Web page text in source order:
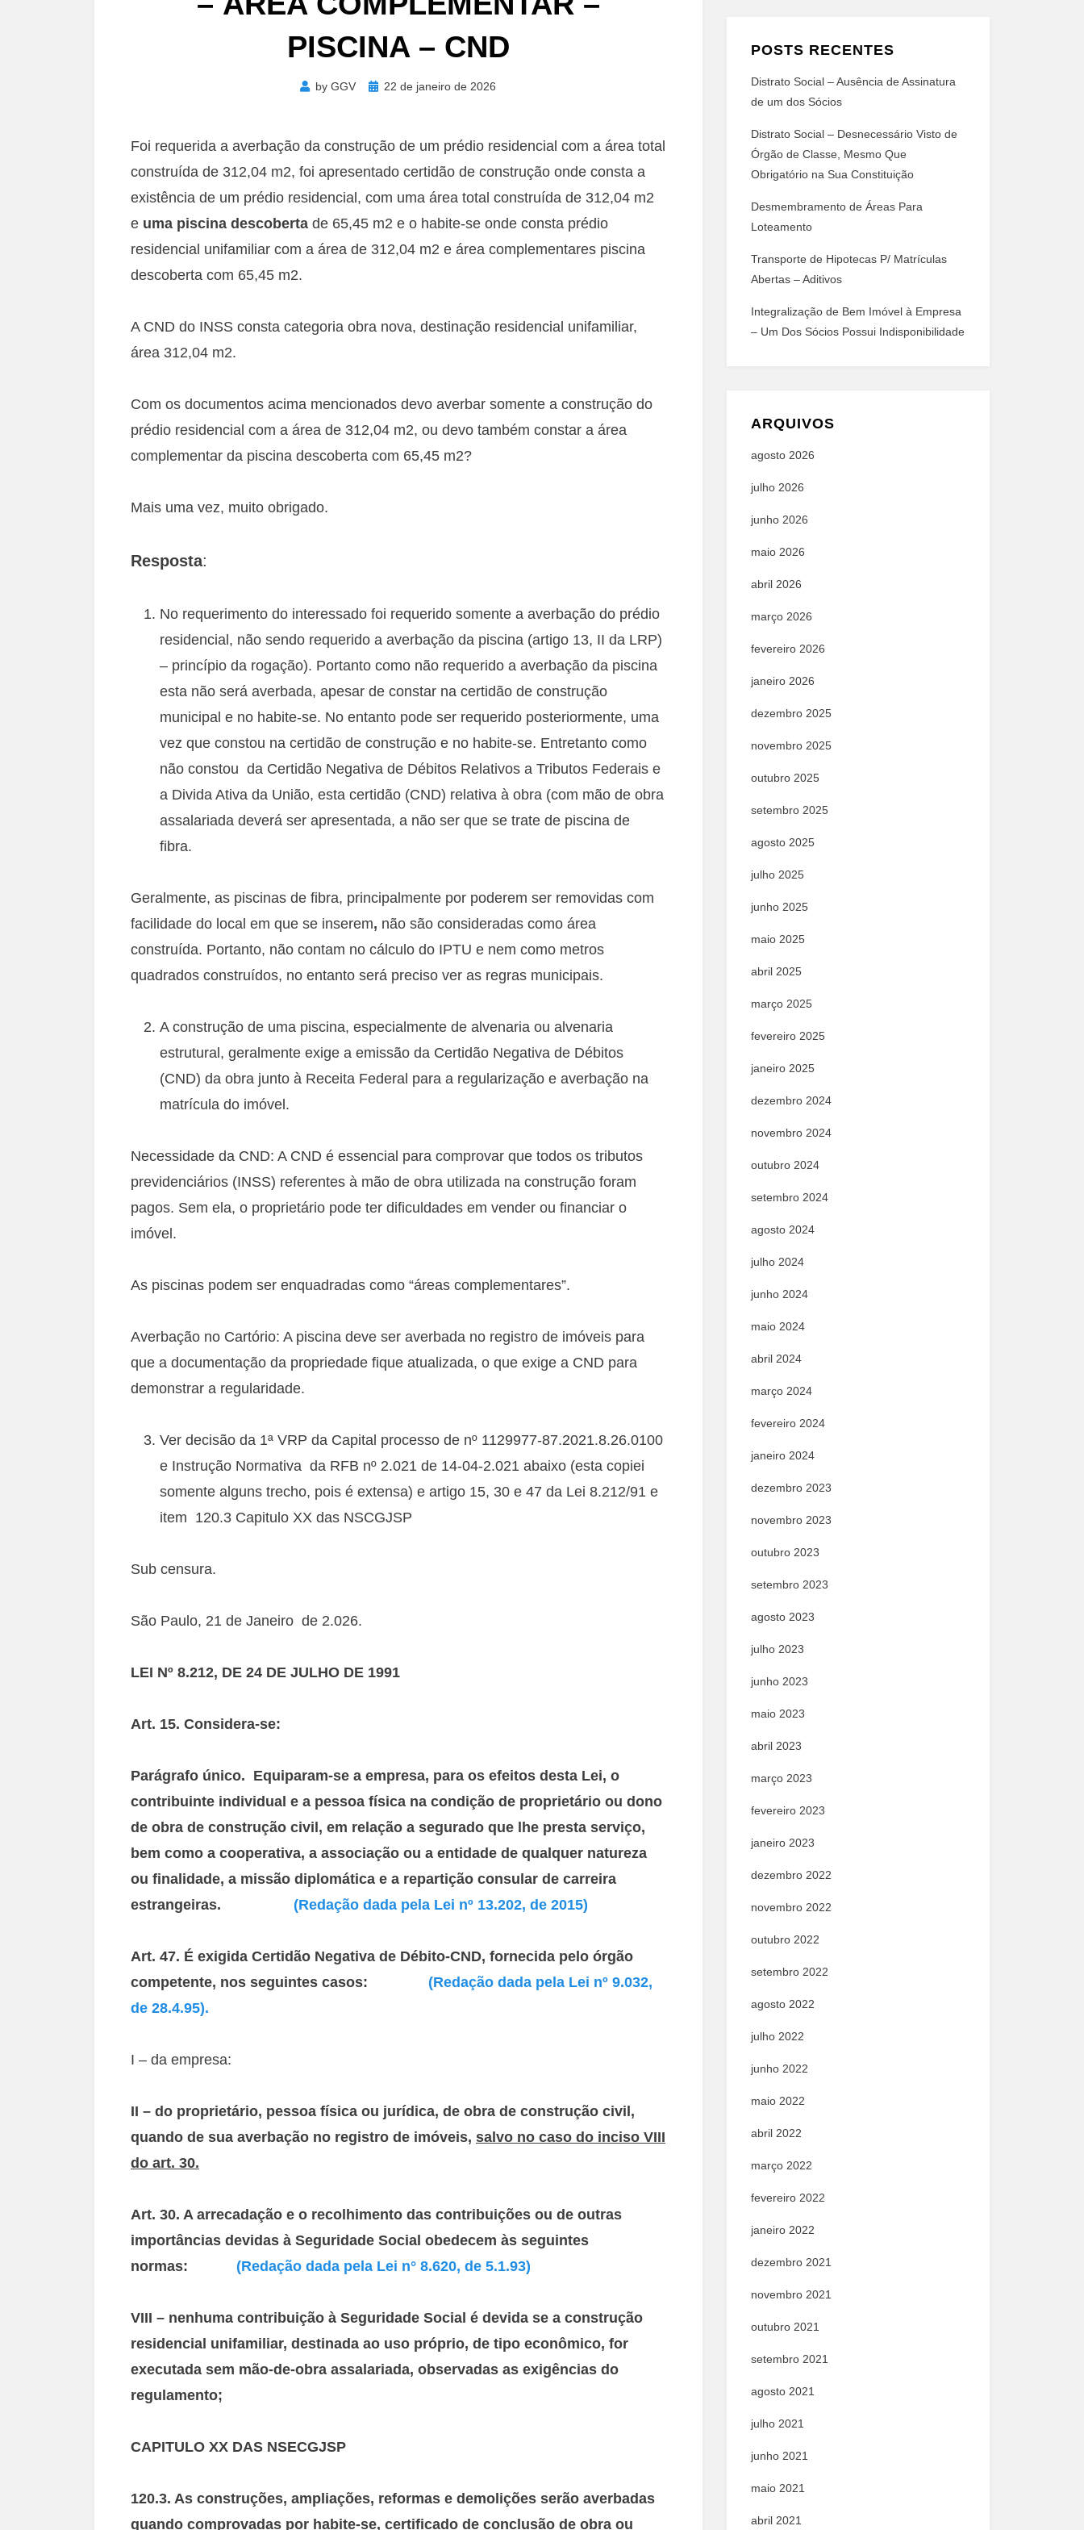
PISCINA – CND
byGGV
Posted22 de janeiro de 2026
Foi requerida a averbação da construção de um prédio residencial com a área total
construída de 312,04 m2, foi apresentado certidão de construção onde consta a
existência de um prédio residencial, com uma área total construída de 312,04 m2
e uma piscina descoberta de 65,45 m2 e o habite-se onde consta prédio
residencial unifamiliar com a área de 312,04 m2 e área complementares piscina
descoberta com 65,45 m2.
A CND do INSS consta categoria obra nova, destinação residencial unifamiliar,
área 312,04 m2.
Com os documentos acima mencionados devo averbar somente a construção do
prédio residencial com a área de 312,04 m2, ou devo também constar a área
complementar da piscina descoberta com 65,45 m2?
Mais uma vez, muito obrigado.
Resposta:
No requerimento do interessado foi requerido somente a averbação do prédio
residencial, não sendo requerido a averbação da piscina (artigo 13, II da LRP)
– princípio da rogação). Portanto como não requerido a averbação da piscina
esta não será averbada, apesar de constar na certidão de construção
municipal e no habite-se. No entanto pode ser requerido posteriormente, uma
vez que constou na certidão de construção e no habite-se. Entretanto como
não constou da Certidão Negativa de Débitos Relativos a Tributos Federais e
a Divida Ativa da União, esta certidão (CND) relativa à obra (com mão de obra
assalariada deverá ser apresentada, a não ser que se trate de piscina de
fibra.
Geralmente, as piscinas de fibra, principalmente por poderem ser removidas com
facilidade do local em que se inserem, não são consideradas como área
construída. Portanto, não contam no cálculo do IPTU e nem como metros
quadrados construídos, no entanto será preciso ver as regras municipais.
A construção de uma piscina, especialmente de alvenaria ou alvenaria
estrutural, geralmente exige a emissão da Certidão Negativa de Débitos
(CND) da obra junto à Receita Federal para a regularização e averbação na
matrícula do imóvel.
Necessidade da CND: A CND é essencial para comprovar que todos os tributos
previdenciários (INSS) referentes à mão de obra utilizada na construção foram
pagos. Sem ela, o proprietário pode ter dificuldades em vender ou financiar o
imóvel.
As piscinas podem ser enquadradas como “áreas complementares”.
Averbação no Cartório: A piscina deve ser averbada no registro de imóveis para
que a documentação da propriedade fique atualizada, o que exige a CND para
demonstrar a regularidade.
Ver decisão da 1ª VRP da Capital processo de nº 1129977-87.2021.8.26.0100
e Instrução Normativa da RFB nº 2.021 de 14-04-2.021 abaixo (esta copiei
somente alguns trecho, pois é extensa) e artigo 15, 30 e 47 da Lei 8.212/91 e
item 120.3 Capitulo XX das NSCGJSP
Sub censura.
São Paulo, 21 de Janeiro de 2.026.
LEI Nº 8.212, DE 24 DE JULHO DE 1991
Art. 15. Considera-se:
Parágrafo único. Equiparam-se a empresa, para os efeitos desta Lei, o
contribuinte individual e a pessoa física na condição de proprietário ou dono
de obra de construção civil, em relação a segurado que lhe presta serviço,
bem como a cooperativa, a associação ou a entidade de qualquer natureza
ou finalidade, a missão diplomática e a repartição consular de carreira
estrangeiras. (Redação dada pela Lei nº 13.202, de 2015)
Art. 47. É exigida Certidão Negativa de Débito-CND, fornecida pelo órgão
competente, nos seguintes casos: (Redação dada pela Lei nº 9.032,
de 28.4.95).
I – da empresa:
II – do proprietário, pessoa física ou jurídica, de obra de construção civil,
quando de sua averbação no registro de imóveis, salvo no caso do inciso VIII
do art. 30.
Art. 30. A arrecadação e o recolhimento das contribuições ou de outras
importâncias devidas à Seguridade Social obedecem às seguintes
normas: (Redação dada pela Lei n° 8.620, de 5.1.93)
VIII – nenhuma contribuição à Seguridade Social é devida se a construção
residencial unifamiliar, destinada ao uso próprio, de tipo econômico, for
executada sem mão-de-obra assalariada, observadas as exigências do
regulamento;
CAPITULO XX DAS NSECGJSP
120.3. As construções, ampliações, reformas e demolições serão averbadas
quando comprovadas por habite-se, certificado de conclusão de obra ou
POSTS RECENTES
Distrato Social – Ausência de Assinatura
de um dos Sócios
Distrato Social – Desnecessário Visto de
Órgão de Classe, Mesmo Que
Obrigatório na Sua Constituição
Desmembramento de Áreas Para
Loteamento
Transporte de Hipotecas P/ Matrículas
Abertas – Aditivos
Integralização de Bem Imóvel à Empresa
– Um Dos Sócios Possui Indisponibilidade
ARQUIVOS
agosto 2026
julho 2026
junho 2026
maio 2026
abril 2026
março 2026
fevereiro 2026
janeiro 2026
dezembro 2025
novembro 2025
outubro 2025
setembro 2025
agosto 2025
julho 2025
junho 2025
maio 2025
abril 2025
março 2025
fevereiro 2025
janeiro 2025
dezembro 2024
novembro 2024
outubro 2024
setembro 2024
agosto 2024
julho 2024
junho 2024
maio 2024
abril 2024
março 2024
fevereiro 2024
janeiro 2024
dezembro 2023
novembro 2023
outubro 2023
setembro 2023
agosto 2023
julho 2023
junho 2023
maio 2023
abril 2023
março 2023
fevereiro 2023
janeiro 2023
dezembro 2022
novembro 2022
outubro 2022
setembro 2022
agosto 2022
julho 2022
junho 2022
maio 2022
abril 2022
março 2022
fevereiro 2022
janeiro 2022
dezembro 2021
novembro 2021
outubro 2021
setembro 2021
agosto 2021
julho 2021
junho 2021
maio 2021
abril 2021